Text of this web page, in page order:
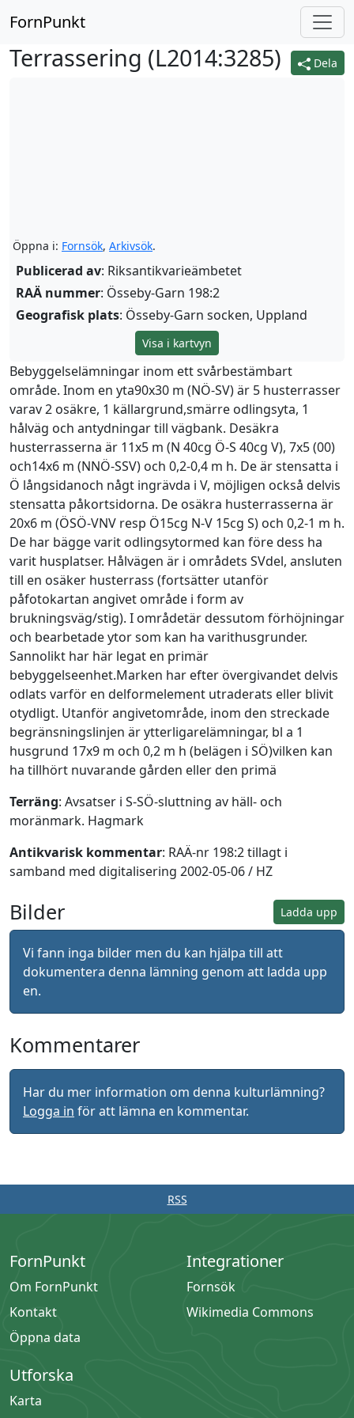
FornPunkt
Dela
Terrassering (L2014:3285)
Öppna i: Fornsök, Arkivsök.
Publicerad av: Riksantikvarieämbetet
RAÄ nummer: Össeby-Garn 198:2
Geografisk plats: Össeby-Garn socken, Uppland
Visa i kartvyn
Bebyggelselämningar inom ett svårbestämbart
område. Inom en yta90x30 m (NÖ-SV) är 5 husterrasser
varav 2 osäkre, 1 källargrund,smärre odlingsyta, 1
hålväg och antydningar till vägbank. Desäkra
husterrasserna är 11x5 m (N 40cg Ö-S 40cg V), 7x5 (00)
och14x6 m (NNÖ-SSV) och 0,2-0,4 m h. De är stensatta i
Ö långsidanoch någt ingrävda i V, möjligen också delvis
stensatta påkortsidorna. De osäkra husterrasserna är
20x6 m (ÖSÖ-VNV resp Ö15cg N-V 15cg S) och 0,2-1 m h.
De har bägge varit odlingsytormed kan före dess ha
varit husplatser. Hålvägen är i områdets SVdel, ansluten
till en osäker husterrass (fortsätter utanför
påfotokartan angivet område i form av
brukningsväg/stig). I områdetär dessutom förhöjningar
och bearbetade ytor som kan ha varithusgrunder.
Sannolikt har här legat en primär
bebyggelseenhet.Marken har efter övergivandet delvis
odlats varför en delformelement utraderats eller blivit
otydligt. Utanför angivetområde, inom den streckade
begränsningslinjen är ytterligarelämningar, bl a 1
husgrund 17x9 m och 0,2 m h (belägen i SÖ)vilken kan
ha tillhört nuvarande gården eller den primä
Terräng: Avsatser i S-SÖ-sluttning av häll- och
moränmark. Hagmark
Antikvarisk kommentar: RAÄ-nr 198:2 tillagt i
samband med digitalisering 2002-05-06 / HZ
Ladda upp
Bilder
Vi fann inga bilder men du kan hjälpa till att
dokumentera denna lämning genom att ladda upp
en.
Kommentarer
Har du mer information om denna kulturlämning?
Logga in för att lämna en kommentar.
RSS
FornPunkt
Om FornPunkt
Kontakt
Öppna data
Integrationer
Fornsök
Wikimedia Commons
Utforska
Karta